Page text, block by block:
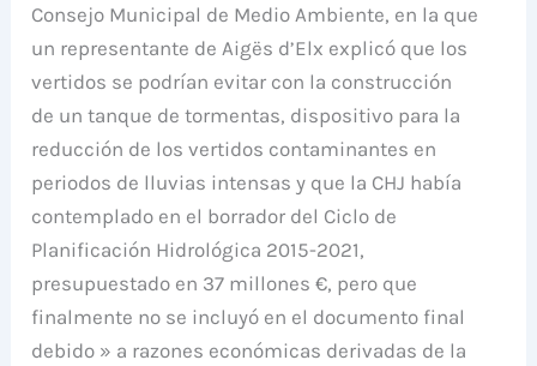
Consejo Municipal de Medio Ambiente, en la que
un representante de Aigës d’Elx explicó que los
vertidos se podrían evitar con la construcción
de un tanque de tormentas, dispositivo para la
reducción de los vertidos contaminantes en
periodos de lluvias intensas y que la CHJ había
contemplado en el borrador del Ciclo de
Planificación Hidrológica 2015-2021,
presupuestado en 37 millones €, pero que
finalmente no se incluyó en el documento final
debido » a razones económicas derivadas de la